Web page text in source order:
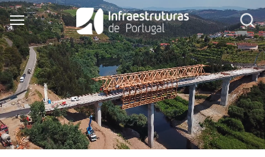
Skip
to
main
content
Toggle main menu visibility